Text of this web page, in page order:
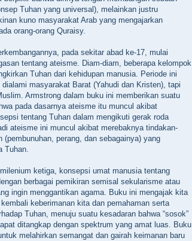
Tuhan yang universal), melainkan justru
kuno masyarakat Arab yang mengajarkan
orang-orang Quraisy.
pada sekitar abad ke-17, mulai
tentang ateisme. Diam-diam, beberapa kelompok
Tuhan dari kehidupan manusia. Periode ini
masyarakat Barat (Yahudi dan Kristen), tapi
Armstrong dalam buku ini memberikan suatu
pada dasarnya ateisme itu muncul akibat
tentang Tuhan dalam mengikuti gerak roda
ateisme ini muncul akibat merebaknya tindakan-
(pembunuhan, perang, dan sebagainya) yang
Tuhan.
ketiga, konsepsi umat manusia tentang
berbagai pemikiran semisal sekularisme atau
ingin menggantikan agama. Buku ini mengajak kita
keberimanan kita dan pemahaman serta
Tuhan, menuju suatu kesadaran bahwa “sosok”
ditangkap dengan spektrum yang amat luas. Buku
melahirkan semangat dan gairah keimanan baru